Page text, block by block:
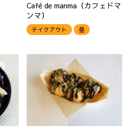
Café de manma（カフェドマ
ンマ）
テイクアウト 昼